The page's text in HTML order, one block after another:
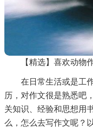
【精选】喜欢动物
在日常生活或是工
历，对作文很是熟悉吧
关知识、经验和思想用
么，怎么去写作文呢？